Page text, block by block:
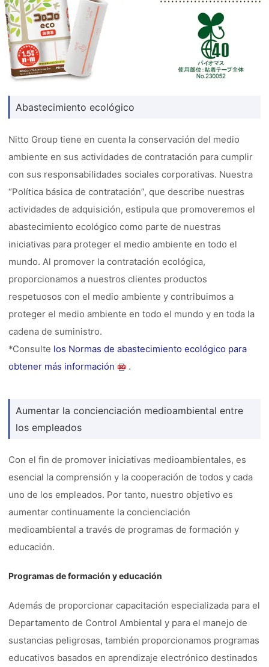
Abastecimiento ecológico
Nitto Group tiene en cuenta la conservación del medio
ambiente en sus actividades de contratación para cumplir
con sus responsabilidades sociales corporativas. Nuestra
“Política básica de contratación”, que describe nuestras
actividades de adquisición, estipula que promoveremos el
abastecimiento ecológico como parte de nuestras
iniciativas para proteger el medio ambiente en todo el
mundo. Al promover la contratación ecológica,
proporcionamos a nuestros clientes productos
respetuosos con el medio ambiente y contribuimos a
proteger el medio ambiente en todo el mundo y en toda la
cadena de suministro.
*Consulte los Normas de abastecimiento ecológico para
obtener más información
.
Aumentar la concienciación medioambiental entre
los empleados
Con el fin de promover iniciativas medioambientales, es
esencial la comprensión y la cooperación de todos y cada
uno de los empleados. Por tanto, nuestro objetivo es
aumentar continuamente la concienciación
medioambiental a través de programas de formación y
educación.
Programas de formación y educación
Además de proporcionar capacitación especializada para el
Departamento de Control Ambiental y para el manejo de
sustancias peligrosas, también proporcionamos programas
educativos basados en aprendizaje electrónico destinados